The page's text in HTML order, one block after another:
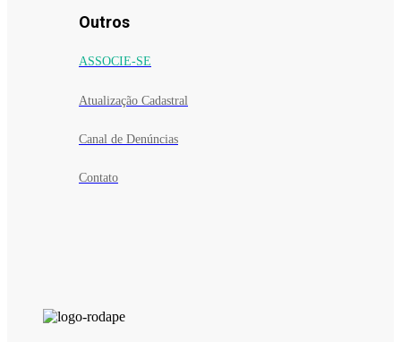
Outros
ASSOCIE-SE
Atualização Cadastral
Canal de Denúncias
Contato